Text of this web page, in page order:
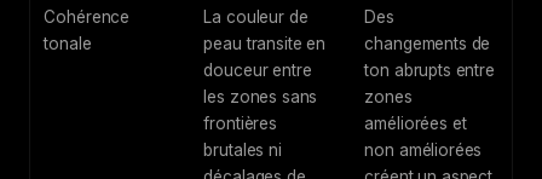
Cohérence
tonale
La couleur de
peau transite en
douceur entre
les zones sans
frontières
brutales ni
Des
changements de
ton abrupts entre
zones
améliorées et
non améliorées